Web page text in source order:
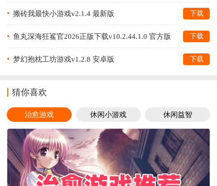
搬砖我最快小游戏v2.1.4 最新版 下载
鱼丸深海狂鲨官2026正版下载v10.2.44.1.0 官方版 下载
梦幻抱枕工坊游戏v1.2.8 安卓版 下载
猜你喜欢
治愈游戏 休闲小游戏 休闲益智